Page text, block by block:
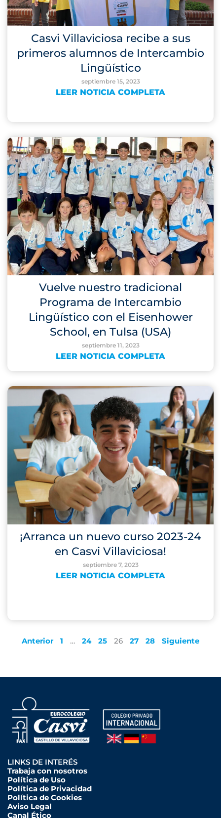
Casvi Villaviciosa recibe a sus
primeros alumnos de Intercambio
Lingüístico
septiembre 15, 2023
LEER NOTICIA COMPLETA
Vuelve nuestro tradicional
Programa de Intercambio
Lingüístico con el Eisenhower
School, en Tulsa (USA)
septiembre 11, 2023
LEER NOTICIA COMPLETA
¡Arranca un nuevo curso 2023-24
en Casvi Villaviciosa!
septiembre 7, 2023
LEER NOTICIA COMPLETA
Anterior 1 … 24 25 26 27 28 Siguiente
LINKS DE INTERÉS
Trabaja con nosotros
Política de Uso
Política de Privacidad
Política de Cookies
Aviso Legal
Canal Ético